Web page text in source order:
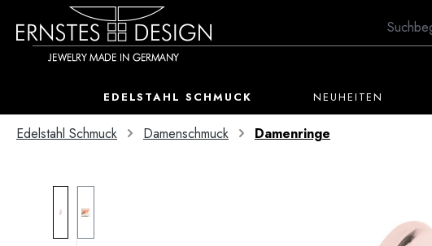
Hauptinhalt springen
Zur Suche springen
Zur Hauptnavigation springen
EDELSTAHL SCHMUCK NEUHEITEN
Edelstahl Schmuck Damenschmuck Damenringe